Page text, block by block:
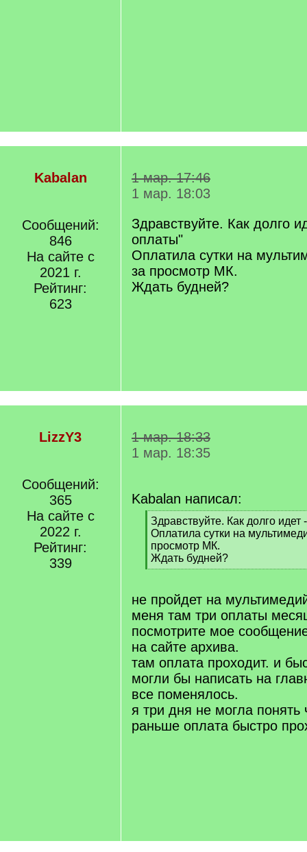
Kabalan
Сообщений:
846
На сайте с
2021 г.
Рейтинг:
623
1 мар. 17:46
1 мар. 18:03
Здравствуйте. Как долго
оплаты"
Оплатила сутки на
за просмотр МК.
Ждать будней?
LizzY3
Сообщений:
365
На сайте с
2022 г.
Рейтинг:
339
1 мар. 18:33
1 мар. 18:35
Kabalan написал:
[
q
]
Здравствуйте. Как долго
Оплатила сутки на
просмотр МК.
Ждать будней?
[
q
]
не пройдет на
меня там три оплаты
посмотрите мое
на сайте архива.
там оплата проходит. и
могли бы написать на
все поменялось.
я три дня не могла понять
раньше оплата быстро